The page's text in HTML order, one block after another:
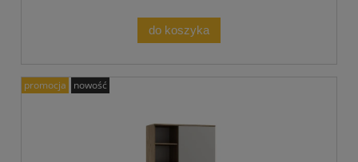
do koszyka
promocja nowość